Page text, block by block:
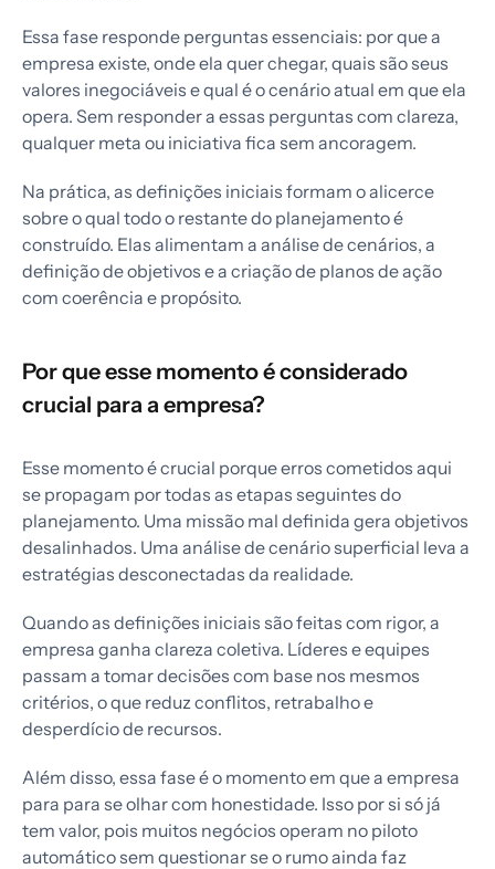
Essa fase responde perguntas essenciais: por que a
empresa existe, onde ela quer chegar, quais são seus
valores inegociáveis e qual é o cenário atual em que ela
opera. Sem responder a essas perguntas com clareza,
qualquer meta ou iniciativa fica sem ancoragem.
Na prática, as definições iniciais formam o alicerce
sobre o qual todo o restante do planejamento é
construído. Elas alimentam a análise de cenários, a
definição de objetivos e a criação de planos de ação
com coerência e propósito.
Por que esse momento é considerado
crucial para a empresa?
Esse momento é crucial porque erros cometidos aqui
se propagam por todas as etapas seguintes do
planejamento. Uma missão mal definida gera objetivos
desalinhados. Uma análise de cenário superficial leva a
estratégias desconectadas da realidade.
Quando as definições iniciais são feitas com rigor, a
empresa ganha clareza coletiva. Líderes e equipes
passam a tomar decisões com base nos mesmos
critérios, o que reduz conflitos, retrabalho e
desperdício de recursos.
Além disso, essa fase é o momento em que a empresa
para para se olhar com honestidade. Isso por si só já
tem valor, pois muitos negócios operam no piloto
automático sem questionar se o rumo ainda faz